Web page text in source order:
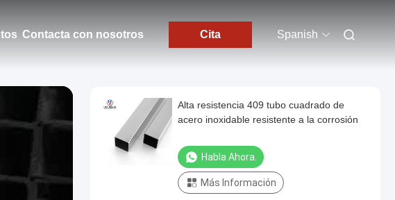
Contacta con nosotros Cita Spanish
Alta resistencia 409 tubo cuadrado de
acero inoxidable resistente a la corrosión
Habla Ahora.
Más Información